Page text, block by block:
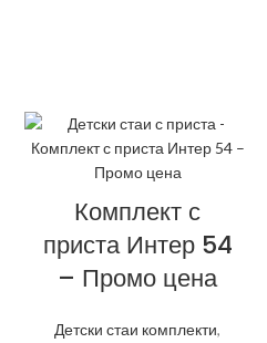
Комплект с
приста Интер 54
– Промо цена
Детски стаи комплекти,